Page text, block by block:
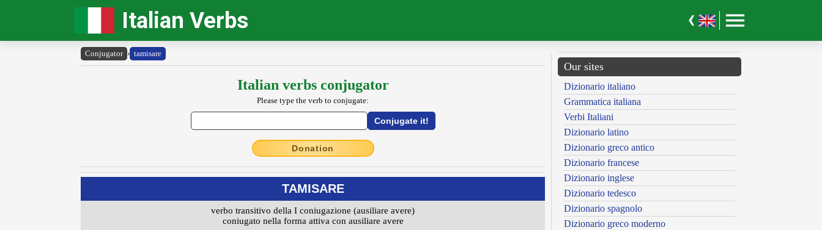
Italian Verbs
Conjugator › tamisare
Italian verbs conjugator
Please type the verb to conjugate:
Donation
TAMISARE
verbo transitivo della I coniugazione (ausiliare avere)
coniugato nella forma attiva con ausiliare avere
Our sites
Dizionario italiano
Grammatica italiana
Verbi Italiani
Dizionario latino
Dizionario greco antico
Dizionario francese
Dizionario inglese
Dizionario tedesco
Dizionario spagnolo
Dizionario greco moderno